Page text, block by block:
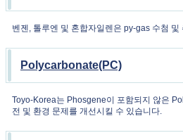
벤젠, 톨루엔 및 혼합자일렌은 py-gas 수첨
Polycarbonate(PC)
Toyo-Korea는 Phosgene이 포함되지 않은
전 및 환경 문제를 개선시킬 수 있습니다.